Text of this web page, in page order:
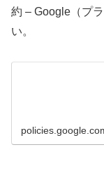
約 – Google（プ
い。